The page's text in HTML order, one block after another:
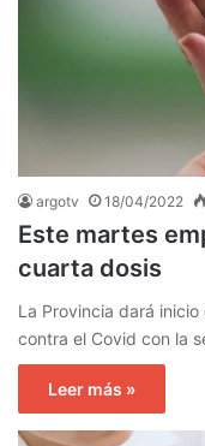
argotv 18/04/2022
Este martes
cuarta dosis
La Provincia dará
contra el Covid con la
Leer más »